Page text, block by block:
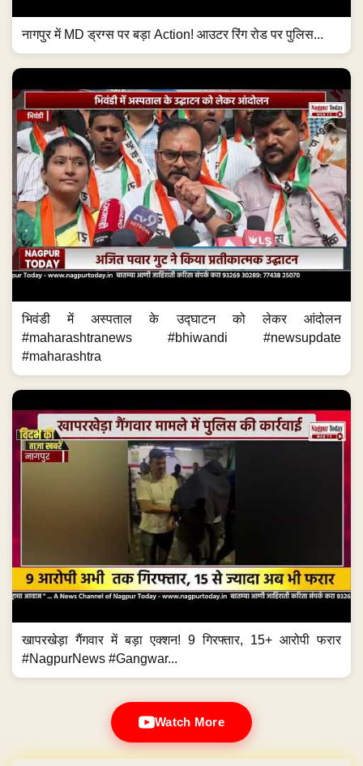
नागपुर में MD ड्रग्स पर बड़ा Action! आउटर रिंग रोड पर पुलिस...
भिवंडी में अस्पताल के उद्घाटन को लेकर आंदोलन
#maharashtranews #bhiwandi #newsupdate
#maharashtra
खापरखेड़ा गैंगवार में बड़ा एक्शन! 9 गिरफ्तार, 15+ आरोपी फरार
#NagpurNews #Gangwar...
Watch More